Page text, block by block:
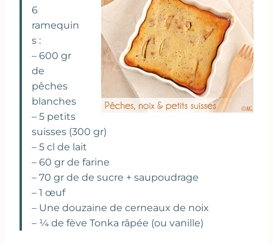
6
ramequin
s :
– 600 gr
de
pêches
blanches
– 5 petits
suisses (300 gr)
– 5 cl de lait
– 60 gr de farine
– 70 gr de de sucre + saupoudrage
– 1 œuf
– Une douzaine de cerneaux de noix
– ¼ de fève Tonka râpée (ou vanille)